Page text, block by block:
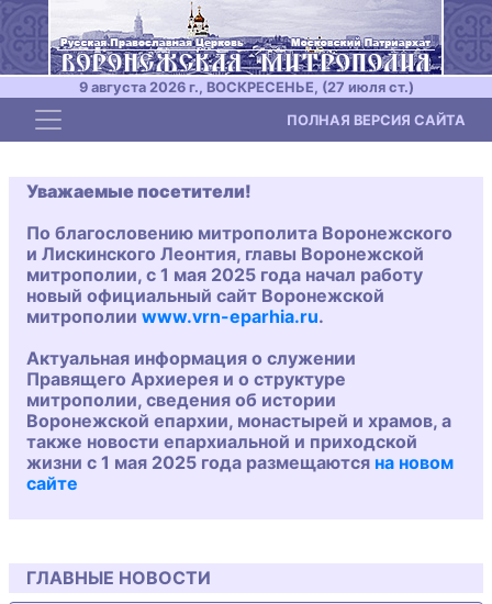
9 августа 2026 г., ВОСКРЕСЕНЬЕ, (27 июля ст.)
Toggle navigation ПОЛНАЯ ВЕРСИЯ САЙТА
Уважаемые посетители!
По благословению митрополита Воронежского
и Лискинского Леонтия, главы Воронежской
митрополии, с 1 мая 2025 года начал работу
новый официальный сайт Воронежской
митрополии www.vrn-eparhia.ru.
Актуальная информация о служении
Правящего Архиерея и о структуре
митрополии, сведения об истории
Воронежской епархии, монастырей и храмов, а
также новости епархиальной и приходской
жизни с 1 мая 2025 года размещаются на новом
сайте
ГЛАВНЫЕ НОВОСТИ